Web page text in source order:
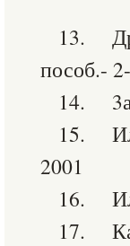
13.
пособ.-
14.
15.
2001
16.
17.